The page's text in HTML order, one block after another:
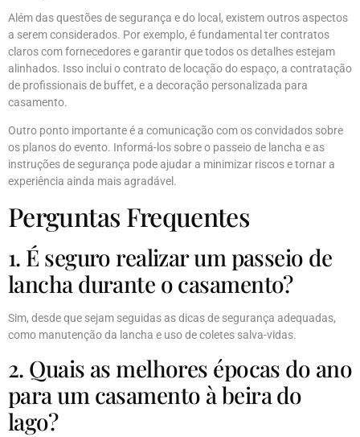
Além das questões de segurança e do local, existem outros aspectos
a serem considerados. Por exemplo, é fundamental ter contratos
claros com fornecedores e garantir que todos os detalhes estejam
alinhados. Isso inclui o contrato de locação do espaço, a contratação
de profissionais de buffet, e a decoração personalizada para
casamento.
Outro ponto importante é a comunicação com os convidados sobre
os planos do evento. Informá-los sobre o passeio de lancha e as
instruções de segurança pode ajudar a minimizar riscos e tornar a
experiência ainda mais agradável.
Perguntas Frequentes
1. É seguro realizar um passeio de
lancha durante o casamento?
Sim, desde que sejam seguidas as dicas de segurança adequadas,
como manutenção da lancha e uso de coletes salva-vidas.
2. Quais as melhores épocas do ano
para um casamento à beira do
lago?